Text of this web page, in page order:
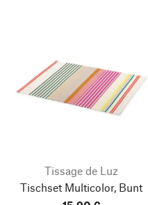
Tissage de Luz
Tischset Multicolor, Bunt